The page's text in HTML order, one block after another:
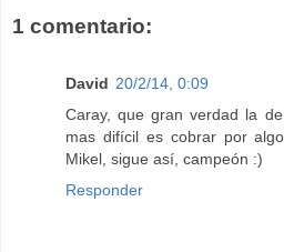
1 comentario:
David 20/2/14, 0:09
Caray, que gran verdad la
mas difícil es cobrar por
Mikel, sigue así, campeón :)
Responder